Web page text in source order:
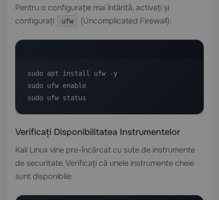
Pentru o configurație mai întărită, activați și
configurați
ufw (Uncomplicated Firewall):
sudo apt install ufw -y
sudo ufw enable
sudo ufw status
Verificați Disponibilitatea Instrumentelor
Kali Linux vine pre-încărcat cu sute de instrumente
de securitate. Verificați că unele instrumente cheie
sunt disponibile: